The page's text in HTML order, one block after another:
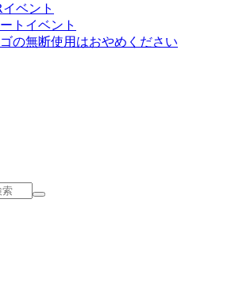
ベント
トイベント
の無断使用はおやめください